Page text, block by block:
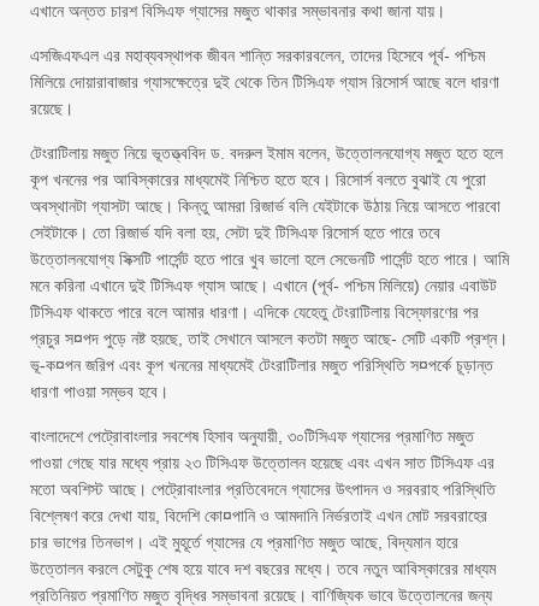
এখানে অন্তত চারশ বিসিএফ গ্যাসের মজুত থাকার সম্ভাবনার কথা জানা যায়।
এসজিএফএল এর মহাব্যবস্থাপক জীবন শান্তি সরকারবলেন, তাদের হিসেবে পূর্ব- পশ্চিম
মিলিয়ে দোয়ারাবাজার গ্যাসক্ষেত্রে দুই থেকে তিন টিসিএফ গ্যাস রিসোর্স আছে বলে ধারণা
রয়েছে।
টেংরাটিলায় মজুত নিয়ে ভূতত্ত্ববিদ ড. বদরুল ইমাম বলেন, উত্তোলনযোগ্য মজুত হতে হলে
কূপ খননের পর আবিস্কারের মাধ্যমেই নিশ্চিত হতে হবে। রিসোর্স বলতে বুঝাই যে পুরো
অবস্থানটা গ্যাসটা আছে। কিন্তু আমরা রিজার্ভ বলি যেইটাকে উঠায় নিয়ে আসতে পারবো
সেইটাকে। তো রিজার্ভ যদি বলা হয়, সেটা দুই টিসিএফ রিসোর্স হতে পারে তবে
উত্তোলনযোগ্য সিক্সটি পার্সেন্ট হতে পারে খুব ভালো হলে সেভেনটি পার্সেন্ট হতে পারে। আমি
মনে করিনা এখানে দুই টিসিএফ গ্যাস আছে। এখানে (পূর্ব- পশ্চিম মিলিয়ে) নেয়ার এবাউট
টিসিএফ থাকতে পারে বলে আমার ধারণা। এদিকে যেহেতু টেংরাটিলায় বিস্ফোরণের পর
প্রচুর স¤পদ পুড়ে নষ্ট হয়ছে, তাই সেখানে আসলে কতটা মজুত আছে- সেটি একটি প্রশ্ন।
ভূ-ক¤পন জরিপ এবং কূপ খননের মাধ্যমেই টেংরাটিলার মজুত পরিস্থিতি স¤পর্কে চূড়ান্ত
ধারণা পাওয়া সম্ভব হবে।
বাংলাদেশে পেট্রোবাংলার সবশেষ হিসাব অনুযায়ী, ৩০টিসিএফ গ্যাসের প্রমাণিত মজুত
পাওয়া গেছে যার মধ্যে প্রায় ২৩ টিসিএফ উত্তোলন হয়েছে এবং এখন সাত টিসিএফ এর
মতো অবশিস্ট আছে। পেট্রোবাংলার প্রতিবেদনে গ্যাসের উৎপাদন ও সরবরাহ পরিস্থিতি
বিশ্লেষণ করে দেখা যায়, বিদেশি কো¤পানি ও আমদানি নির্ভরতাই এখন মোট সরবরাহের
চার ভাগের তিনভাগ। এই মুহূর্তে গ্যাসের যে প্রমাণিত মজুত আছে, বিদ্যমান হারে
উত্তোলন করলে সেটুকু শেষ হয়ে যাবে দশ বছরের মধ্যে। তবে নতুন আবিস্কারের মাধ্যম
প্রতিনিয়ত প্রমাণিত মজুত বৃদ্ধির সম্ভাবনা রয়েছে। বাণিজ্যিক ভাবে উত্তোলনের জন্য